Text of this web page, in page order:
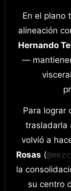
En el plano
alineación
Hernando
—
Para lograr
trasladarla
volvió a
Rosas (
la
su centro